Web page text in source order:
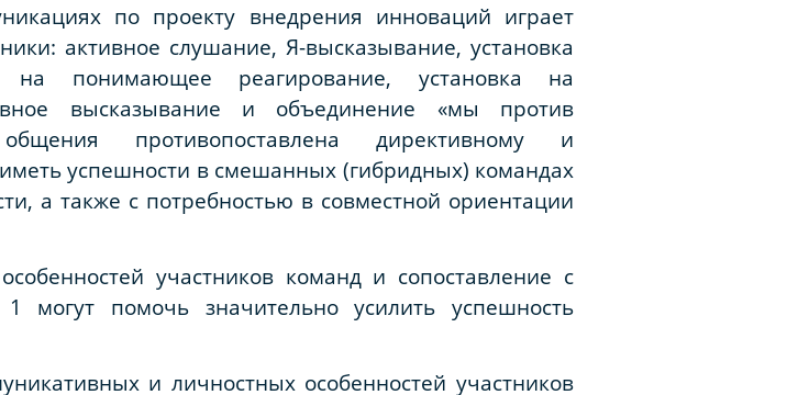
по проекту внедрения инноваций играет
активное слушание, Я-высказывание, установка
на понимающее реагирование, установка на
высказывание и объединение «мы против
противопоставлена директивному и
успешности в смешанных (гибридных) командах
а также с потребностью в совместной ориентации
участников команд и сопоставление с
могут помочь значительно усилить успешность
и личностных особенностей участников